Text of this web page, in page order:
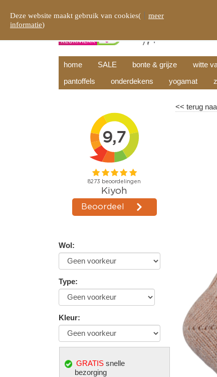
home SALE bonte & grijze witte
pantoffels
onderdekens yogamat
Wol:
Type:
Kleur:
GRATIS snelle
bezorging
<<terug
Deze website maakt gebruik van cookies(
meer
informatie)